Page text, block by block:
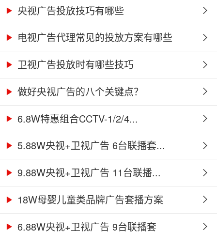
央视广告投放技巧有哪些
电视广告代理常见的投放方案有哪些
​卫视广告投放时有哪些技巧
做好央视广告的八个关键点？
6.8W特惠组合CCTV-1/2/4...
5.88W央视+卫视广告 6台联播套...
9.88W央视+卫视广告 11台联播...
18W母婴儿童类品牌广告套播方案
6.88W央视+卫视广告 9台联播套